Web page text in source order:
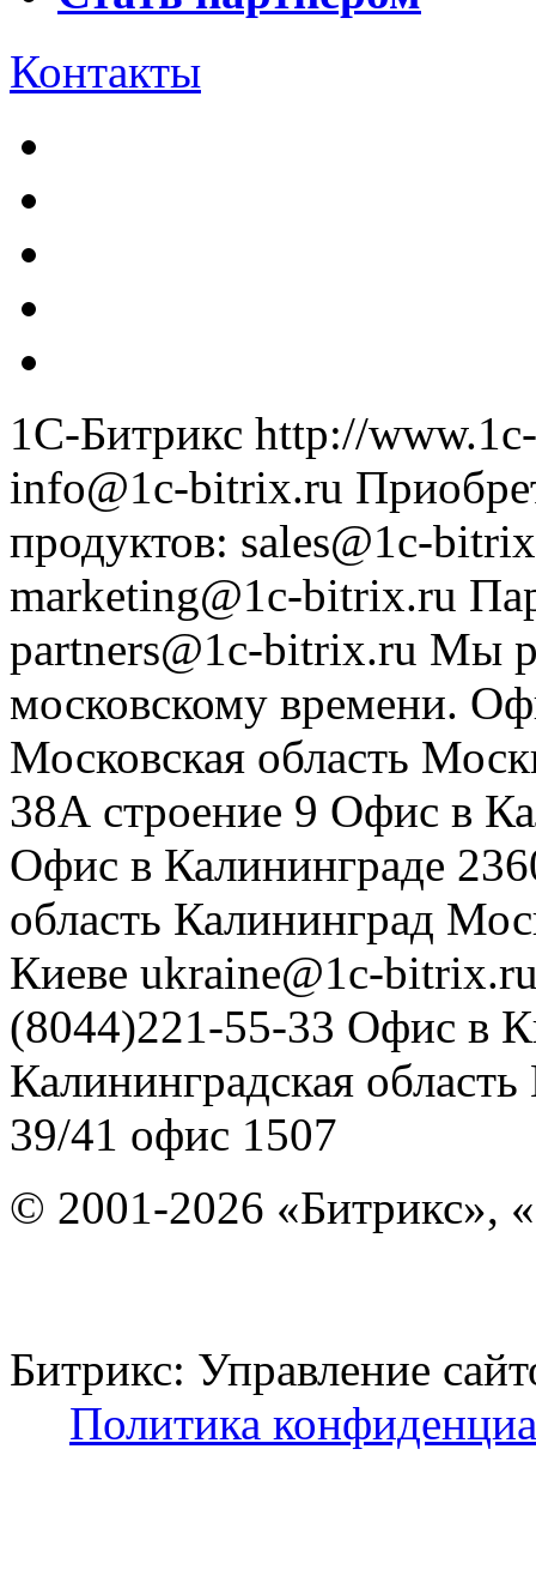
Контакты
1С-Битрикс http://
info@1c-bitrix.ru
продуктов: sales@1c-
marketing@1c-bitrix.ru
partners@1c-bitrix.ru Мы
московскому времени.
Московская область
38А строение 9 Офис в
Офис в Калининграде
область Калининград
Киеве ukraine@1c-
(8044)221-55-33 Офис в
Калининградская область
39/41 офис 1507
© 2001-2026 «Битрикс»,
Битрикс: Управление
Политика